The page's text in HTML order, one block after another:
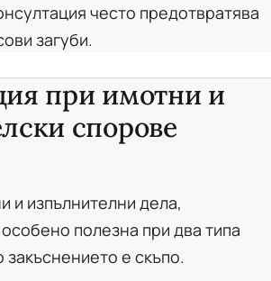
често предотвратява
загуби.
при имотни и
спорове
и изпълнителни дела,
полезна при два типа
закъснението е скъпо.